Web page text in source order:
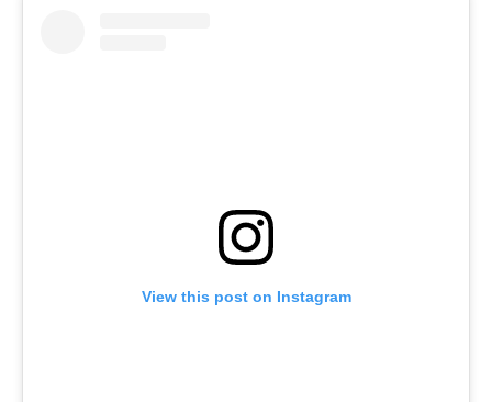
View this post on Instagram